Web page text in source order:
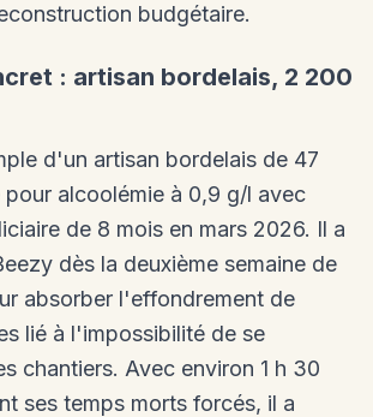
budgétaire.
: artisan bordelais, 2 200
d'un artisan bordelais de 47
pour alcoolémie à 0,9 g/l avec
de 8 mois en mars 2026. Il a
dès la deuxième semaine de
absorber l'effondrement de
lié à l'impossibilité de se
chantiers. Avec environ 1 h 30
ses temps morts forcés, il a